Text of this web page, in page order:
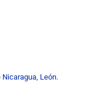
León.